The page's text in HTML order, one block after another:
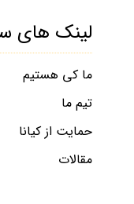
لینک های
ما کی هستیم
تیم ما
حمایت از کیانا
مقالات